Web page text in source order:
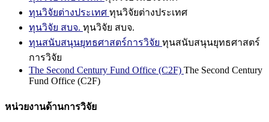
ทุนวิจัยต่างประเทศ ทุนวิจัยต่างประเทศ
ทุนวิจัย สบจ. ทุนวิจัย สบจ.
ทุนสนับสนุนยุทธศาสตร์การวิจัย ทุนสนับสนุนยุทธศาสตร์
การวิจัย
The Second Century Fund Office (C2F) The Second Century
Fund Office (C2F)
หน่วยงานด้านการวิจัย